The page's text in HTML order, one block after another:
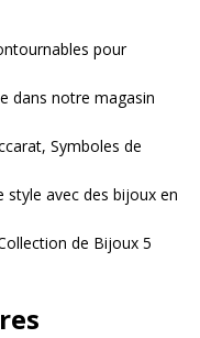
pour
dans notre magasin
Symboles de
style avec des bijoux en
de Bijoux 5